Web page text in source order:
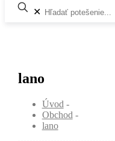
✕
lano
Úvod -
Obchod -
lano